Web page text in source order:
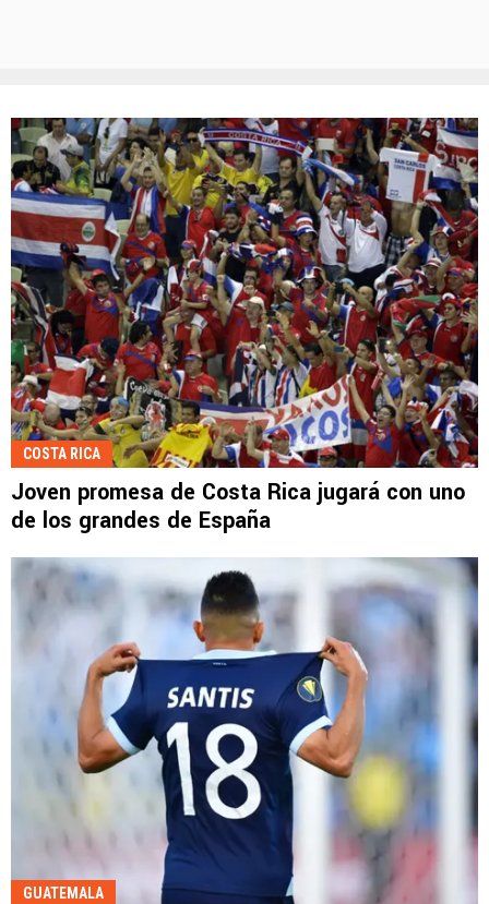
COSTA RICA
Joven promesa de Costa Rica jugará con uno
de los grandes de España
GUATEMALA